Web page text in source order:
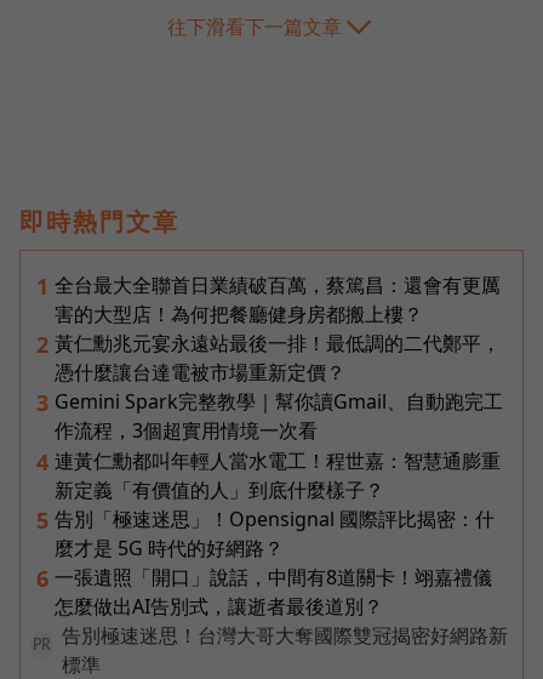
往下滑看下一篇文章
即時熱門文章
1 全台最大全聯首日業績破百萬，蔡篤昌：還會有更厲
害的大型店！為何把餐廳健身房都搬上樓？
2 黃仁勳兆元宴永遠站最後一排！最低調的二代鄭平，
憑什麼讓台達電被市場重新定價？
3 Gemini Spark完整教學｜幫你讀Gmail、自動跑完工
作流程，3個超實用情境一次看
4 連黃仁勳都叫年輕人當水電工！程世嘉：智慧通膨重
新定義「有價值的人」到底什麼樣子？
5 告別「極速迷思」！Opensignal 國際評比揭密：什
麼才是 5G 時代的好網路？
6 一張遺照「開口」說話，中間有8道關卡！翊嘉禮儀
怎麼做出AI告別式，讓逝者最後道別？
PR
告別極速迷思！台灣大哥大奪國際雙冠揭密好網路新
標準